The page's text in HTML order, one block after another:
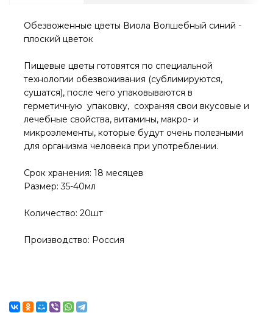
Обезвоженные цветы Виола Волшебный синий -
плоский цветок
Пищевые цветы готовятся по специальной
технологии обезвоживания (сублимируются,
сушатся), после чего упаковываются в
герметичную упаковку, сохраняя свои вкусовые и
лечебные свойства, витамины, макро- и
микроэлементы, которые будут очень полезными
для организма человека при употреблении.
Срок хранения: 18 месяцев
Размер: 35-40мл
Количество: 20шт
Производство: Россия